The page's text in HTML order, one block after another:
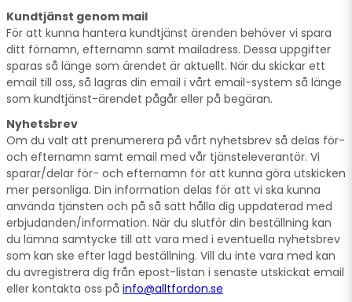
Kundtjänst genom mail
För att kunna hantera kundtjänst ärenden behöver vi spara
ditt förnamn, efternamn samt mailadress. Dessa uppgifter
sparas så länge som ärendet är aktuellt. När du skickar ett
email till oss, så lagras din email i vårt email-system så länge
som kundtjänst-ärendet pågår eller på begäran.
Nyhetsbrev
Om du valt att prenumerera på vårt nyhetsbrev så delas för-
och efternamn samt email med vår tjänsteleverantör. Vi
sparar/delar för- och efternamn för att kunna göra utskicken
mer personliga. Din information delas för att vi ska kunna
använda tjänsten och på så sätt hålla dig uppdaterad med
erbjudanden/information. När du slutför din beställning kan
du lämna samtycke till att vara med i eventuella nyhetsbrev
som kan ske efter lagd beställning. Vill du inte vara med kan
du avregistrera dig från epost-listan i senaste utskickat email
eller kontakta oss på info@alltfordon.se